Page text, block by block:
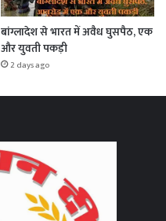
बांग्लादेश से भारत में अवैध घुसपैठ, एक
और युवती पकड़ी
2 days ago